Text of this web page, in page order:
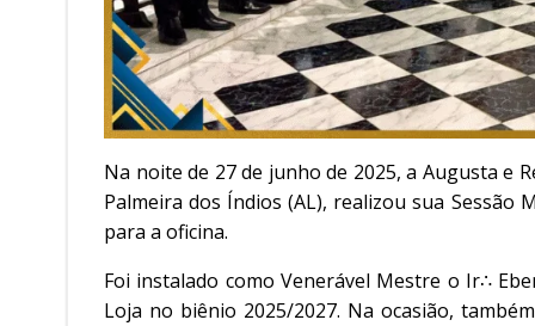
Na noite de 27 de junho de 2025, a Augusta e
Palmeira dos Índios (AL), realizou sua Sessão
para a oficina.
Foi instalado como Venerável Mestre o Ir∴
Loja no biênio 2025/2027. Na ocasião,